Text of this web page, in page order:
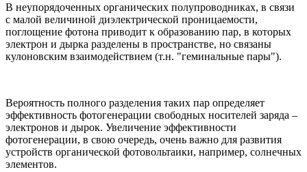
В неупорядоченных органических полупроводниках, в связи
с малой величиной диэлектрической проницаемости,
поглощение фотона приводит к образованию пар, в которых
электрон и дырка разделены в пространстве, но связаны
кулоновским взаимодействием (т.н. "геминальные пары").
Вероятность полного разделения таких пар определяет
эффективность фотогенерации свободных носителей заряда –
электронов и дырок. Увеличение эффективности
фотогенерации, в свою очередь, очень важно для развития
устройств органической фотовольтаики, например, солнечных
элементов.